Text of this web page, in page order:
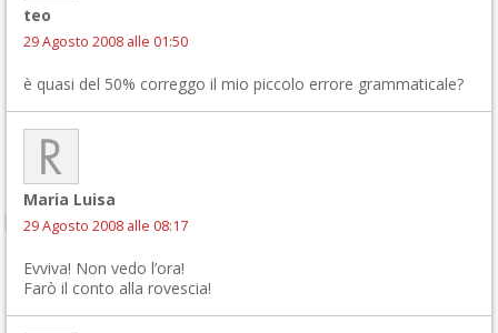
teo
29 Agosto 2008 alle 01:50
è quasi del 50% correggo il mio piccolo errore grammaticale?
Maria Luisa
29 Agosto 2008 alle 08:17
Evviva! Non vedo l’ora!
Farò il conto alla rovescia!